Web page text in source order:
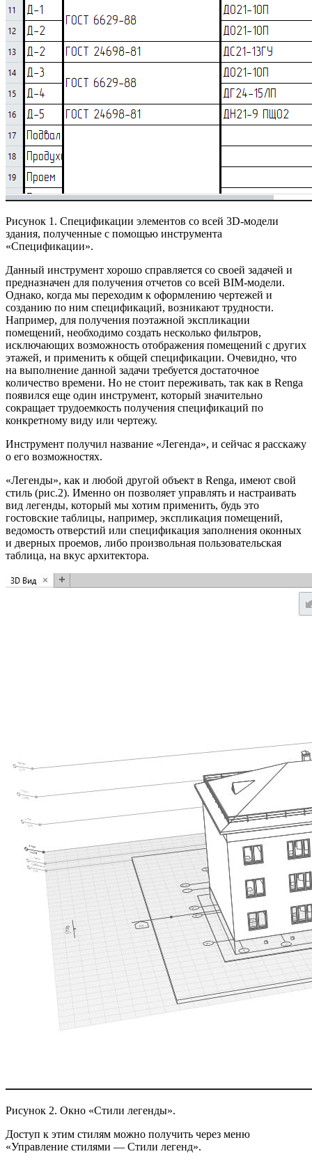
Рисунок 1. Спецификации элементов со всей 3D-модели
здания, полученные с помощью инструмента
«Спецификации».
Данный инструмент хорошо справляется со своей задачей и
предназначен для получения отчетов со всей BIM-модели.
Однако, когда мы переходим к оформлению чертежей и
созданию по ним спецификаций, возникают трудности.
Например, для получения поэтажной экспликации
помещений, необходимо создать несколько фильтров,
исключающих возможность отображения помещений с других
этажей, и применить к общей спецификации. Очевидно, что
на выполнение данной задачи требуется достаточное
количество времени. Но не стоит переживать, так как в Renga
появился еще один инструмент, который значительно
сокращает трудоемкость получения спецификаций по
конкретному виду или чертежу.
Инструмент получил название «Легенда», и сейчас я расскажу
о его возможностях.
«Легенды», как и любой другой объект в Renga, имеют свой
стиль (рис.2). Именно он позволяет управлять и настраивать
вид легенды, который мы хотим применить, будь это
гостовские таблицы, например, экспликация помещений,
ведомость отверстий или спецификация заполнения оконных
и дверных проемов, либо произвольная пользовательская
таблица, на вкус архитектора.
Рисунок 2. Окно «Стили легенды».
Доступ к этим стилям можно получить через меню
«Управление стилями — Стили легенд».